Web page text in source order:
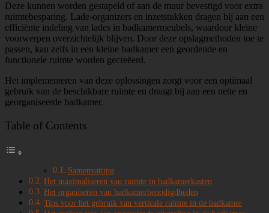
Deze kunnen worden gestapeld of aan de muur bevestigd voor extra
ruimtebesparing. Lade-organizers en inzetstukken dragen bij aan een
efficiënte indeling van lades in badkamermeubels, waardoor kleine
voorwerpen overzichtelijk blijven. Door deze opslagmethoden toe te
passen, kan zelfs in een kleine badkamer een geordende en
functionele ruimte worden gecreëerd.
Het implementeren van deze oplossingen zorgt voor een optimaal
gebruik van de beschikbare ruimte en draagt bij aan een nette en
georganiseerde badkamer.
Table of Contents
Samenvatting
Het maximaliseren van ruimte in badkamerkasten
Het organiseren van badkamerbenodigdheden
Tips voor het gebruik van verticale ruimte in de badkamer